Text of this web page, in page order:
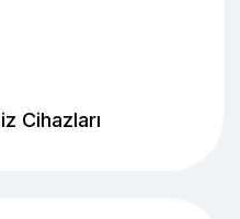
Cihazları